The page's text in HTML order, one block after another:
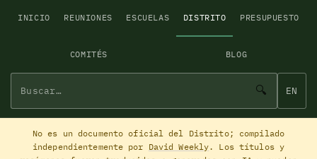
INICIO REUNIONES ESCUELAS DISTRITO PRESUPUESTO
COMITÉS BLOG
🔍 EN
No es un documento oficial del Distrito; compilado
independientemente por David Weekly. Los títulos y